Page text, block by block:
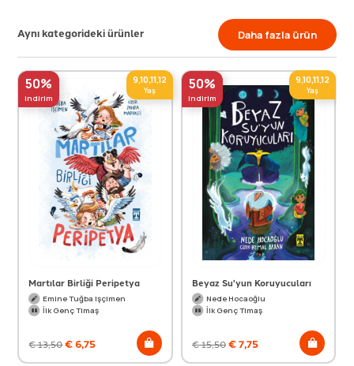
Aynı kategorideki ürünler Daha fazla ürün
50%
indirim
9,10,11,12
Yaş
Martılar Birliği Peripetya
Emine Tuğba Işçimen
İlk Genç Timaş
€13,50€6,75
50%
indirim
9,10,11,12
Yaş
Beyaz Su'yun Koruyucuları
Nede Hocaoğlu
İlk Genç Timaş
€15,50€7,75